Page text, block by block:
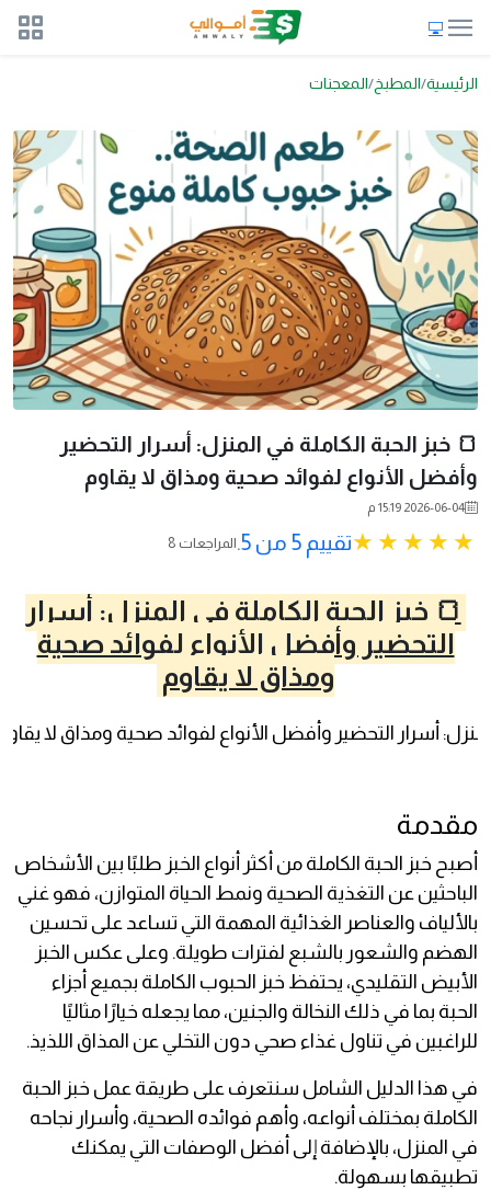
الرئيسية المطبخ المعجنات
🍞 خبز الحبة الكاملة في المنزل: أسرار التحضير
وأفضل الأنواع لفوائد صحية ومذاق لا يقاوم
2026-06-04 15:19 م
تقييم 5 من 5. 8 المراجعات
🍞 خبز الحبة الكاملة في المنزل: أسرار
التحضير وأفضل الأنواع لفوائد صحية
ومذاق لا يقاوم
مقدمة
أصبح خبز الحبة الكاملة من أكثر أنواع الخبز طلبًا بين الأشخاص
الباحثين عن التغذية الصحية ونمط الحياة المتوازن، فهو غني
بالألياف والعناصر الغذائية المهمة التي تساعد على تحسين
الهضم والشعور بالشبع لفترات طويلة. وعلى عكس الخبز
الأبيض التقليدي، يحتفظ خبز الحبوب الكاملة بجميع أجزاء
الحبة بما في ذلك النخالة والجنين، مما يجعله خيارًا مثاليًا
للراغبين في تناول غذاء صحي دون التخلي عن المذاق اللذيذ.
في هذا الدليل الشامل سنتعرف على طريقة عمل خبز الحبة
الكاملة بمختلف أنواعه، وأهم فوائده الصحية، وأسرار نجاحه
في المنزل، بالإضافة إلى أفضل الوصفات التي يمكنك
تطبيقها بسهولة.